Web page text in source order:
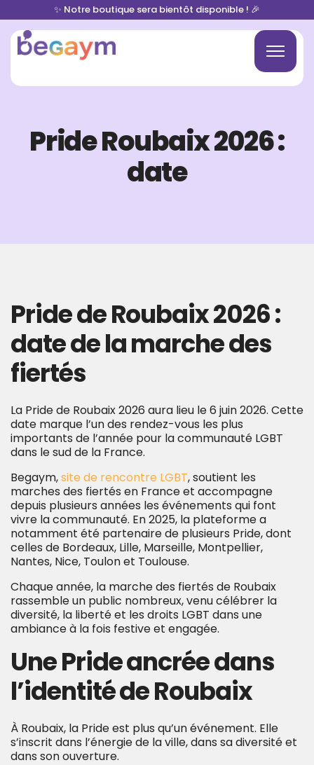
✨ Notre boutique sera bientôt disponible ! 🎉
Pride Roubaix 2026 :
date
Pride de Roubaix 2026 :
date de la marche des
fiertés
La Pride de Roubaix 2026 aura lieu le 6 juin 2026. Cette
date marque l’un des rendez-vous les plus
importants de l’année pour la communauté LGBT
dans le sud de la France.
Begaym,site de rencontre LGBT, soutient les
marches des fiertés en France et accompagne
depuis plusieurs années les événements qui font
vivre la communauté. En 2025, la plateforme a
notamment été partenaire de plusieurs Pride, dont
celles de Bordeaux, Lille, Marseille, Montpellier,
Nantes, Nice, Toulon et Toulouse.
Chaque année, la marche des fiertés de Roubaix
rassemble un public nombreux, venu célébrer la
diversité, la liberté et les droits LGBT dans une
ambiance à la fois festive et engagée.
Une Pride ancrée dans
l’identité de Roubaix
À Roubaix, la Pride est plus qu’un événement. Elle
s’inscrit dans l’énergie de la ville, dans sa diversité et
dans son ouverture.